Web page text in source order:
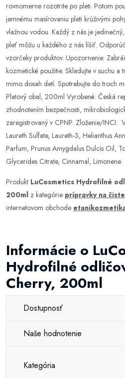
rovnomerne rozotrite po pleti. Potom
jemnému masírovaniu pleti krúživými
vlažnou vodou. Každý z nás je
pleť môžu u každého z nás líšiť.
vzorčeky produktov. Upozornenie:
kozmetické použitie. Skladujte v suchu a
mimo dosah detí. Spotrebujte do troch
Platový obal, 200ml Vyrobené: Česká
zhodnotením bezpečnosti,
zaregistrovaný v CPNP. Zloženie/INCI:
Laureth Sulfate, Laureth-3, Helianthus
Parfum, Prunus Amygdalus Dulcis Oil,
Glycerides Citrate, Cinnamal, Limonene.
Produkt LuCosmetics Hydrofilné
200ml z kategórie prípravky na
internetovom obchode
Informácie o
Hydrofilné
Cherry, 200ml
Dostupnosť
Naše hodnotenie
Kategória